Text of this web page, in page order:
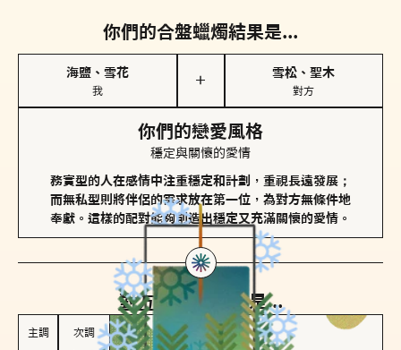
你們的合盤蠟燭結果是...
海鹽、雪花
我
＋
雪松、聖木
對方
你們的戀愛風格
穩定與關懷的愛情
務實型的人在感情中注重穩定和計劃，重視長遠發展；
而無私型則將伴侶的需求放在第一位，為對方無條件地
奉獻。這樣的配對能夠創造出穩定又充滿關懷的愛情。
對方的主調蠟燭是...
主調 次調